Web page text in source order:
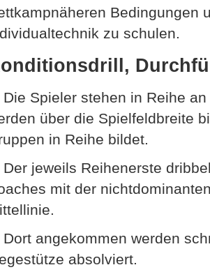
Bedingungen
zu schulen.
Die Spieler stehen in Reihe
über die Spielfeldbreite
in Reihe bildet.
Der jeweils Reihenerste
mit der
Dort angekommen werden
absolviert.